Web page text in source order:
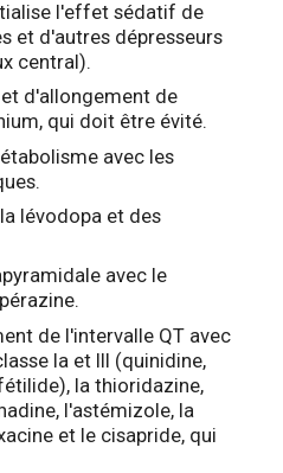
l'effet sédatif de
et d'autres dépresseurs
central).
d'allongement de
qui doit être évité.
avec les
lévodopa et des
avec le
de l'intervalle QT avec
Ia et III (quinidine,
la thioridazine,
l'astémizole, la
et le cisapride, qui